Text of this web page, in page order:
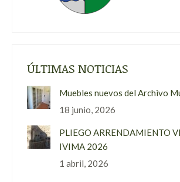
ÚLTIMAS NOTICIAS
Muebles nuevos del Archivo
18 junio, 2026
PLIEGO ARRENDAMIENTO
IVIMA 2026
1 abril, 2026